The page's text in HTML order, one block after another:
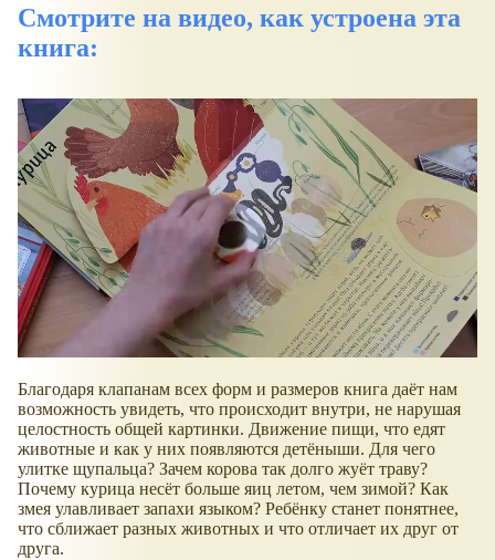
Смотрите на видео, как устроена эта
книга:
Благодаря клапанам всех форм и размеров книга даёт нам
возможность увидеть, что происходит внутри, не нарушая
целостность общей картинки. Движение пищи, что едят
животные и как у них появляются детёныши. Для чего
улитке щупальца? Зачем корова так долго жуёт траву?
Почему курица несёт больше яиц летом, чем зимой? Как
змея улавливает запахи языком? Ребёнку станет понятнее,
что сближает разных животных и что отличает их друг от
друга.